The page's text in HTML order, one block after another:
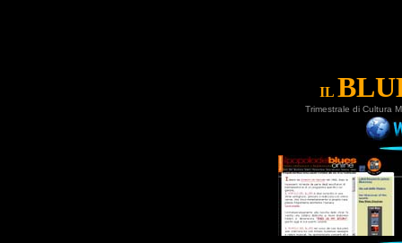
IL
Trimestrale di Cultura